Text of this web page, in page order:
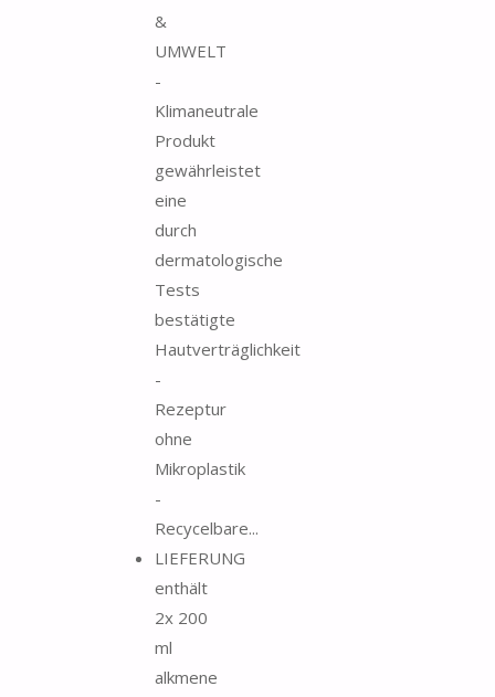
&
UMWELT
-
Klimaneutrale
Produkt
gewährleistet
eine
durch
dermatologische
Tests
bestätigte
Hautverträglichkeit
-
Rezeptur
ohne
Mikroplastik
-
Recycelbare...
LIEFERUNG
enthält
2x 200
ml
alkmene